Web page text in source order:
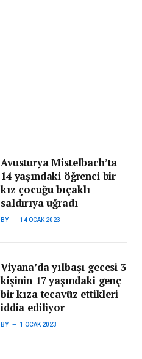
Avusturya Mistelbach’ta
14 yaşındaki öğrenci bir
kız çocuğu bıçaklı
saldırıya uğradı
BY 14 OCAK 2023
Viyana’da yılbaşı gecesi 3
kişinin 17 yaşındaki genç
bir kıza tecavüz ettikleri
iddia ediliyor
BY 1 OCAK 2023